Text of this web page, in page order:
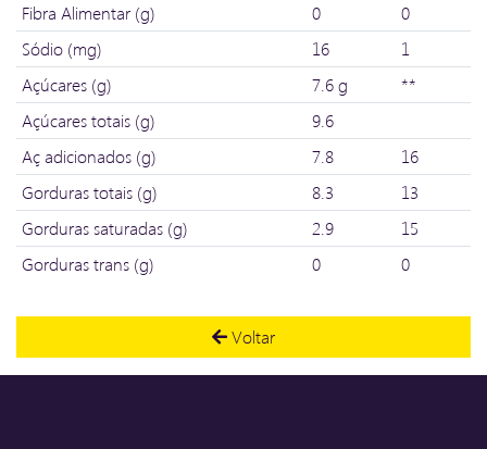
Fibra Alimentar (g)
0
0
Sódio (mg)
16
1
Açúcares (g)
7.6 g
**
Açúcares totais (g)
9.6
Aç adicionados (g)
7.8
16
Gorduras totais (g)
8.3
13
Gorduras saturadas (g)
2.9
15
Gorduras trans (g)
0 0
Voltar